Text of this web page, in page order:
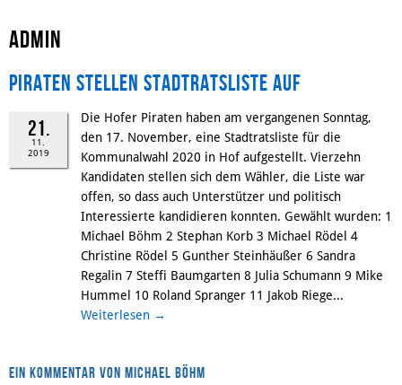
Admin
Piraten stellen Stadtratsliste auf
21.
11.
2019
Die Hofer Piraten haben am vergangenen Sonntag,
den 17. November, eine Stadtratsliste für die
Kommunalwahl 2020 in Hof aufgestellt. Vierzehn
Kandidaten stellen sich dem Wähler, die Liste war
offen, so dass auch Unterstützer und politisch
Interessierte kandidieren konnten. Gewählt wurden: 1
Michael Böhm 2 Stephan Korb 3 Michael Rödel 4
Christine Rödel 5 Gunther Steinhäußer 6 Sandra
Regalin 7 Steffi Baumgarten 8 Julia Schumann 9 Mike
Hummel 10 Roland Spranger 11 Jakob Riege...
Weiterlesen →
Ein Kommentar von Michael Böhm